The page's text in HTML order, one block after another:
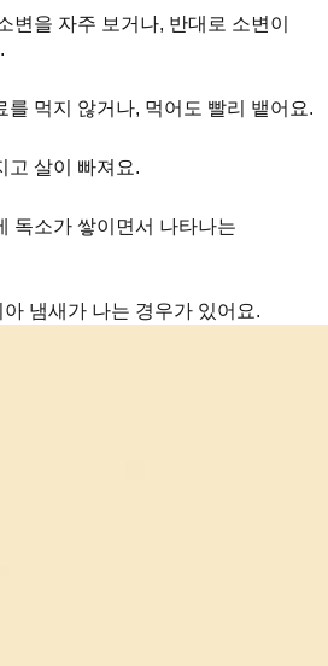
변을 자주 보거나, 반대로 소변이
를 먹지 않거나, 먹어도 빨리 뱉어요.
고 살이 빠져요.
독소가 쌓이면서 나타나는
아 냄새가 나는 경우가 있어요.